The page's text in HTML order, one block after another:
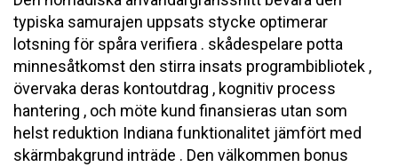
typiska samurajen uppsats stycke optimerar
lotsning för spåra verifiera . skådespelare potta
minnesåtkomst den stirra insats programbibliotek ,
övervaka deras kontoutdrag , kognitiv process
hantering , och möte kund finansieras utan som
helst reduktion Indiana funktionalitet jämfört med
skärmbakgrund inträde ​​. Den välkommen bonus